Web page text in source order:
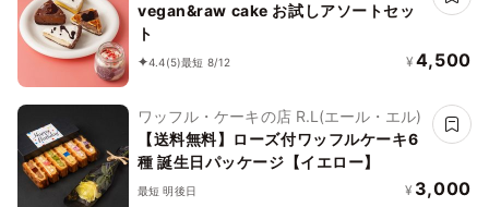
vegan&raw cake お試しアソートセッ
ト
4.4(5)最短 8/12 ¥ 4,500
ワッフル・ケーキの店 R.L(エール・エル)
【送料無料】ローズ付ワッフルケーキ6
種 誕生日パッケージ【イエロー】
最短 明後日 ¥ 3,000